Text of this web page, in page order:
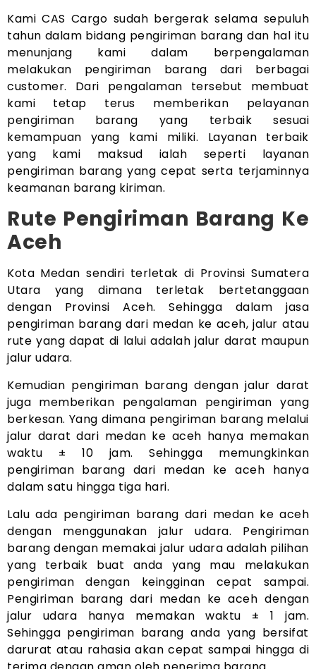
Kami CAS Cargo sudah bergerak selama sepuluh
tahun dalam bidang pengiriman barang dan hal itu
menunjang kami dalam berpengalaman
melakukan pengiriman barang dari berbagai
customer. Dari pengalaman tersebut membuat
kami tetap terus memberikan pelayanan
pengiriman barang yang terbaik sesuai
kemampuan yang kami miliki. Layanan terbaik
yang kami maksud ialah seperti layanan
pengiriman barang yang cepat serta terjaminnya
keamanan barang kiriman.
Rute Pengiriman Barang Ke
Aceh
Kota Medan sendiri terletak di Provinsi Sumatera
Utara yang dimana terletak bertetanggaan
dengan Provinsi Aceh. Sehingga dalam jasa
pengiriman barang dari medan ke aceh, jalur atau
rute yang dapat di lalui adalah jalur darat maupun
jalur udara.
Kemudian pengiriman barang dengan jalur darat
juga memberikan pengalaman pengiriman yang
berkesan. Yang dimana pengiriman barang melalui
jalur darat dari medan ke aceh hanya memakan
waktu ± 10 jam. Sehingga memungkinkan
pengiriman barang dari medan ke aceh hanya
dalam satu hingga tiga hari.
Lalu ada pengiriman barang dari medan ke aceh
dengan menggunakan jalur udara. Pengiriman
barang dengan memakai jalur udara adalah pilihan
yang terbaik buat anda yang mau melakukan
pengiriman dengan keingginan cepat sampai.
Pengiriman barang dari medan ke aceh dengan
jalur udara hanya memakan waktu ± 1 jam.
Sehingga pengiriman barang anda yang bersifat
darurat atau rahasia akan cepat sampai hingga di